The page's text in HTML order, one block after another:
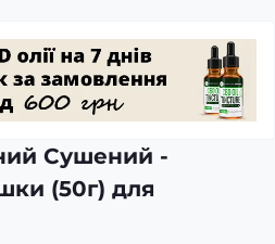
Сушений -
(50г) для